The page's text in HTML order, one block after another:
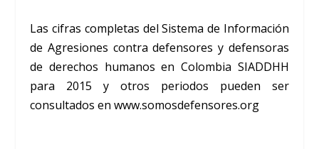
Las cifras completas del Sistema de Información
de Agresiones contra defensores y defensoras
de derechos humanos en Colombia SIADDHH
para 2015 y otros periodos pueden ser
consultados en www.somosdefensores.org